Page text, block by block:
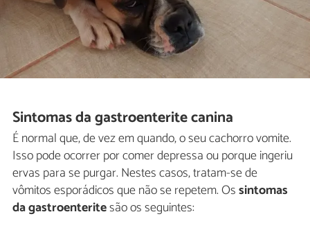
Sintomas da gastroenterite canina
É normal que, de vez em quando, o seu cachorro vomite.
Isso pode ocorrer por comer depressa ou porque ingeriu
ervas para se purgar. Nestes casos, tratam-se de
vômitos esporádicos que não se repetem. Ossintomas
da gastroenteritesão os seguintes: